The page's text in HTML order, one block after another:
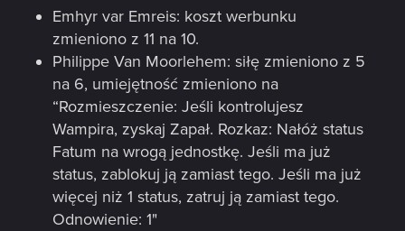
Emhyr var Emreis: koszt werbunku
zmieniono z 11 na 10.
Philippe Van Moorlehem: siłę zmieniono z 5
na 6, umiejętność zmieniono na
“Rozmieszczenie: Jeśli kontrolujesz
Wampira, zyskaj Zapał. Rozkaz: Nałóż status
Fatum na wrogą jednostkę. Jeśli ma już
status, zablokuj ją zamiast tego. Jeśli ma już
więcej niż 1 status, zatruj ją zamiast tego.
Odnowienie: 1"